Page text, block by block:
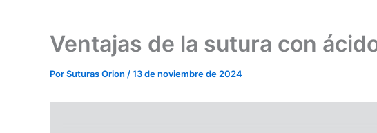
Ventajas de la sutura con
PorSuturas Orion /13 de noviembre de 2024